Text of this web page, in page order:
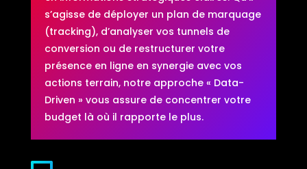
s’agisse de déployer un plan de marquage
(tracking), d’analyser vos tunnels de
conversion ou de restructurer votre
présence en ligne en synergie avec vos
actions terrain, notre approche « Data-
Driven » vous assure de concentrer votre
budget là où il rapporte le plus.